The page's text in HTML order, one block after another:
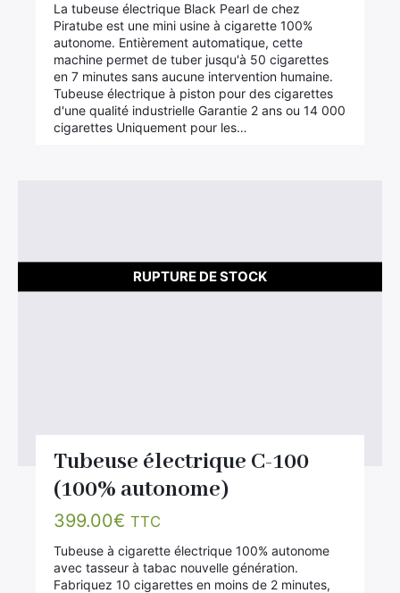
La tubeuse électrique Black Pearl de chez
Piratube est une mini usine à cigarette 100%
autonome. Entièrement automatique, cette
machine permet de tuber jusqu'à 50 cigarettes
en 7 minutes sans aucune intervention humaine.
Tubeuse électrique à piston pour des cigarettes
d'une qualité industrielle Garantie 2 ans ou 14 000
cigarettes Uniquement pour les…
RUPTURE DE STOCK
Tubeuse électrique C-100
(100% autonome)
399.00€ TTC
Tubeuse à cigarette électrique 100% autonome
avec tasseur à tabac nouvelle génération.
Fabriquez 10 cigarettes en moins de 2 minutes,